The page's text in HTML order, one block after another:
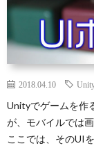
2018.04.10 Unity
Unityでゲームを作
が、モバイルでは
ここでは、そのUI